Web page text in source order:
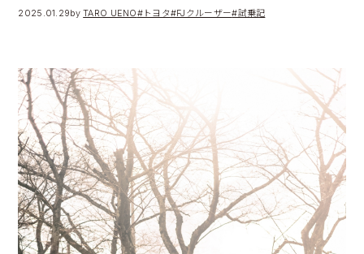
2025.01.29byTARO UENO#トヨタ#FJクルーザー#試乗記